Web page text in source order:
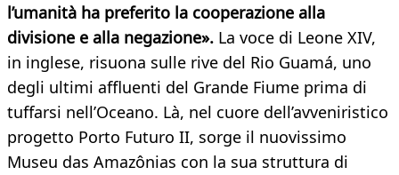
l’umanità ha preferito la cooperazione alla
divisione e alla negazione». La voce di Leone XIV,
in inglese, risuona sulle rive del Rio Guamá, uno
degli ultimi affluenti del Grande Fiume prima di
tuffarsi nell’Oceano. Là, nel cuore dell’avveniristico
progetto Porto Futuro II, sorge il nuovissimo
Museu das Amazônias con la sua struttura di